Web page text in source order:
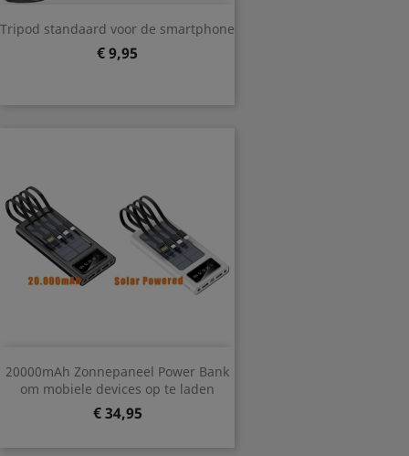
Tripod standaard voor de smartphone
Prijs
€ 9,95
20000mAh Zonnepaneel Power Bank
om mobiele devices op te laden
Prijs
€ 34,95